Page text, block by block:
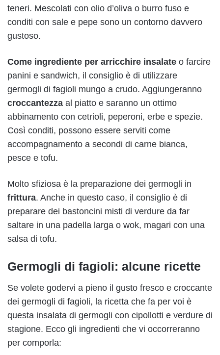
teneri. Mescolati con olio d’oliva o burro fuso e
conditi con sale e pepe sono un contorno davvero
gustoso.
Come ingrediente per arricchire insalate o farcire
panini e sandwich, il consiglio è di utilizzare
germogli di fagioli mungo a crudo. Aggiungeranno
croccantezza al piatto e saranno un ottimo
abbinamento con cetrioli, peperoni, erbe e spezie.
Così conditi, possono essere serviti come
accompagnamento a secondi di carne bianca,
pesce e tofu.
Molto sfiziosa è la preparazione dei germogli in
frittura. Anche in questo caso, il consiglio è di
preparare dei bastoncini misti di verdure da far
saltare in una padella larga o wok, magari con una
salsa di tofu.
Germogli di fagioli: alcune ricette
Se volete godervi a pieno il gusto fresco e croccante
dei germogli di fagioli, la ricetta che fa per voi è
questa insalata di germogli con cipollotti e verdure di
stagione. Ecco gli ingredienti che vi occorreranno
per comporla: